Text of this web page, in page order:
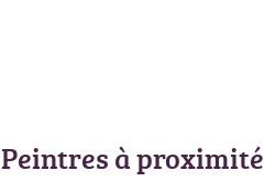
Peintres à proximité